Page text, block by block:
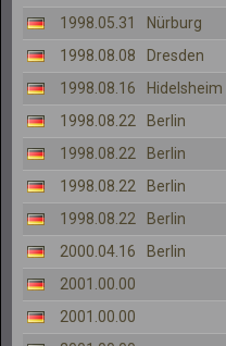
1998.05.31
Nürburg
1998.08.08
Dresden
1998.08.16
Hidelsheim
1998.08.22
Berlin
1998.08.22
Berlin
1998.08.22
Berlin
1998.08.22
Berlin
2000.04.16
Berlin
2001.00.00
2001.00.00